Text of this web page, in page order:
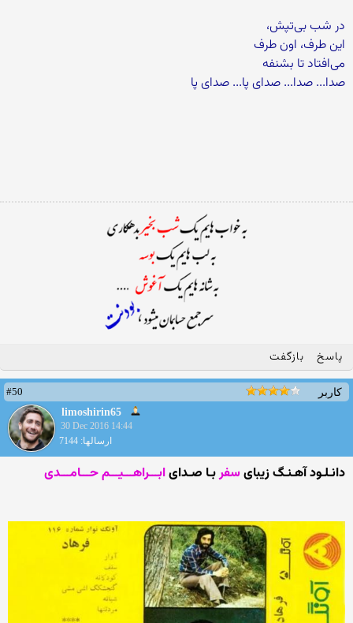
در شب بی‌تپش،
این طرف، اون طرف
می‌افتاد تا بشنفه
صدا... صدا... صدای پا... صدای پا
پاسخ بازگفت
کاربر
#50
limoshirin65
30 Dec 2016 14:44
ارسالها: 7144
دانـلـود آهـنـگ زیبایسفربـا صـدایابـــراهـــیـــم حـــامـــدی